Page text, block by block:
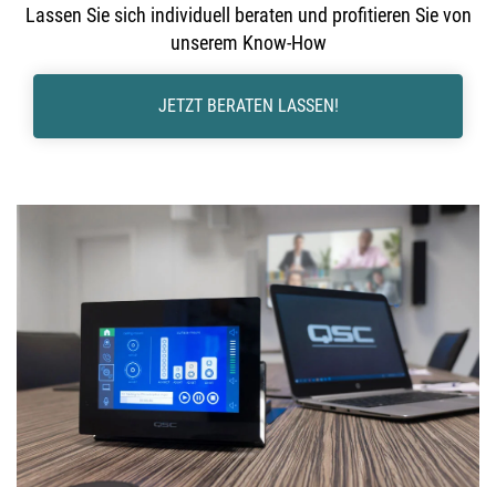
Lassen Sie sich individuell beraten und profitieren Sie von
unserem Know-How
JETZT BERATEN LASSEN!